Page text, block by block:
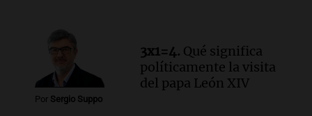
Por Sergio Suppo
3x1=4. Qué significa
políticamente la visita
del papa León XIV